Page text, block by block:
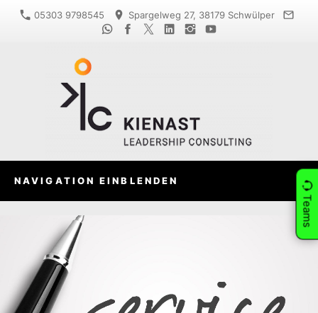
05303 9798545 Spargelweg 27, 38179 Schwülper
NAVIGATION EINBLENDEN
Teams